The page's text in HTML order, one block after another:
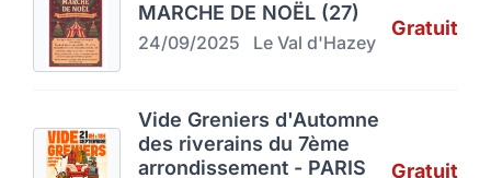
MARCHE DE NOËL (27)
24/09/2025 Le Val d'Hazey
Gratuit
Vide Greniers d'Automne
des riverains du 7ème
arrondissement - PARIS
Gratuit